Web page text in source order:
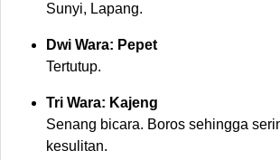
Sunyi, Lapang.
Dwi Wara: Pepet
Tertutup.
Tri Wara: Kajeng
Senang bicara. Boros sehingga
kesulitan.